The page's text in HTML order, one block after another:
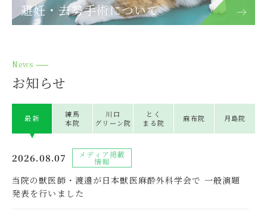
避妊・去勢手術について
News
お知らせ
最新
練⾺
本院
川⼝
グリーン院
とく
まる院
⿇布院 ⽉島院
2026.08.07 メディア掲載
情報
当院の獣医師・渡邉が日本獣医麻酔外科学会で 一般演題
発表を行いました